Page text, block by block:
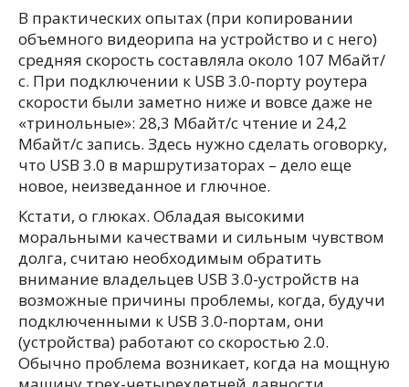
В практических опытах (при копировании
объемного видеорипа на устройство и с него)
средняя скорость составляла около 107 Мбайт/
с. При подключении к USB 3.0-порту роутера
скорости были заметно ниже и вовсе даже не
«тринольные»: 28,3 Мбайт/с чтение и 24,2
Мбайт/с запись. Здесь нужно сделать оговорку,
что USB 3.0 в маршрутизаторах – дело еще
новое, неизведанное и глючное.
Кстати, о глюках. Обладая высокими
моральными качествами и сильным чувством
долга, считаю необходимым обратить
внимание владельцев USB 3.0-устройств на
возможные причины проблемы, когда, будучи
подключенными к USB 3.0-портам, они
(устройства) работают со скоростью 2.0.
Обычно проблема возникает, когда на мощную